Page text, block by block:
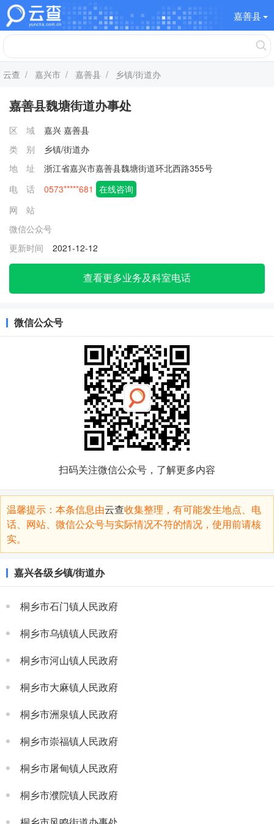
嘉善县
云查 / 嘉兴市 / 嘉善县 / 乡镇/街道办
嘉善县魏塘街道办事处
区 域 嘉兴 嘉善县
类 别
乡镇/街道办
地 址
浙江省嘉兴市嘉善县魏塘街道环北西路355号
电 话
0573*****681 在线咨询
网 站
微信公众号
更新时间
2021-12-12
查看更多业务及科室电话
微信公众号
扫码关注微信公众号，了解更多内容
温馨提示：本条信息由云查收集整理，有可能发生地点、电
话、网站、微信公众号与实际情况不符的情况，使用前请核
实。
嘉兴各级乡镇/街道办
桐乡市石门镇人民政府
桐乡市乌镇镇人民政府
桐乡市河山镇人民政府
桐乡市大麻镇人民政府
桐乡市洲泉镇人民政府
桐乡市崇福镇人民政府
桐乡市屠甸镇人民政府
桐乡市濮院镇人民政府